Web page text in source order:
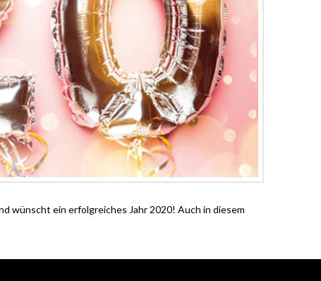
wünscht ein erfolgreiches Jahr 2020! Auch in diesem